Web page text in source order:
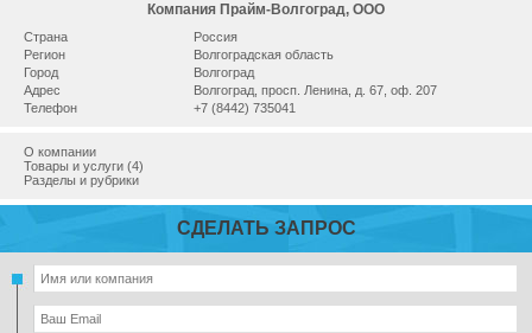
Компания Прайм-Волгоград, ООО
Страна
Россия
Регион
Волгоградская область
Город
Волгоград
Адрес
Волгоград, просп. Ленина, д. 67, оф. 207
Телефон
+7 (8442) 735041
О компании
Товары и услуги (4)
Разделы и рубрики
СДЕЛАТЬ ЗАПРОС